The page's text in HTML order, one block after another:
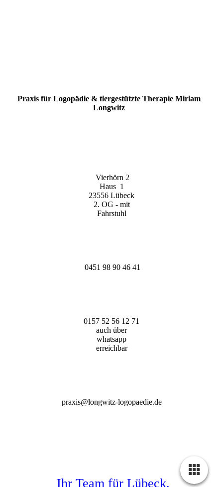
Praxis für Logopädie & tiergestützte Therapie Miriam
Longwitz
Vierhörn 2
Haus 1
23556 Lübeck
2. OG - mit
Fahrstuhl
0451 98 90 46 41
0157 52 56 12 71
auch über
whatsapp
erreichbar
praxis@longwitz-logopaedie.de
Ihr Team für Lübeck.